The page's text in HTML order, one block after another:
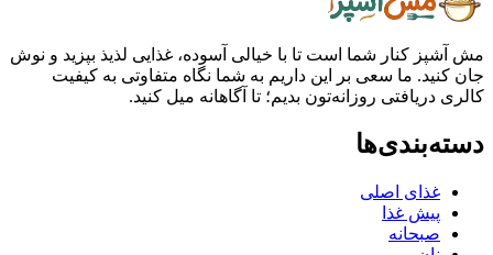
کنار شما است تا با خیالی آسوده، غذایی لذیذ بپزید و نوش
ما سعی بر این داریم به شما نگاه متفاوتی به کیفیت
روزانه‌تون بدیم؛ تا آگاهانه میل کنید.
غذای اصلی
پیش غذا
صبحانه